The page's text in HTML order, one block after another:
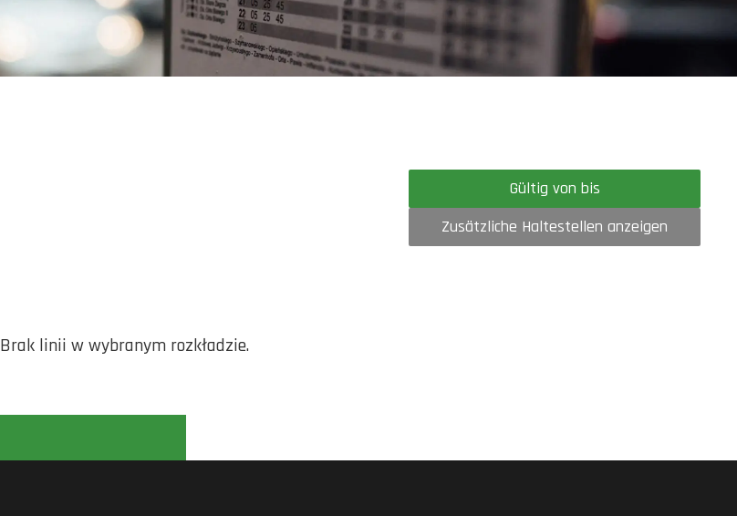
Gültig von bis
Zusätzliche Haltestellen anzeigen
Brak linii w wybranym rozkładzie.